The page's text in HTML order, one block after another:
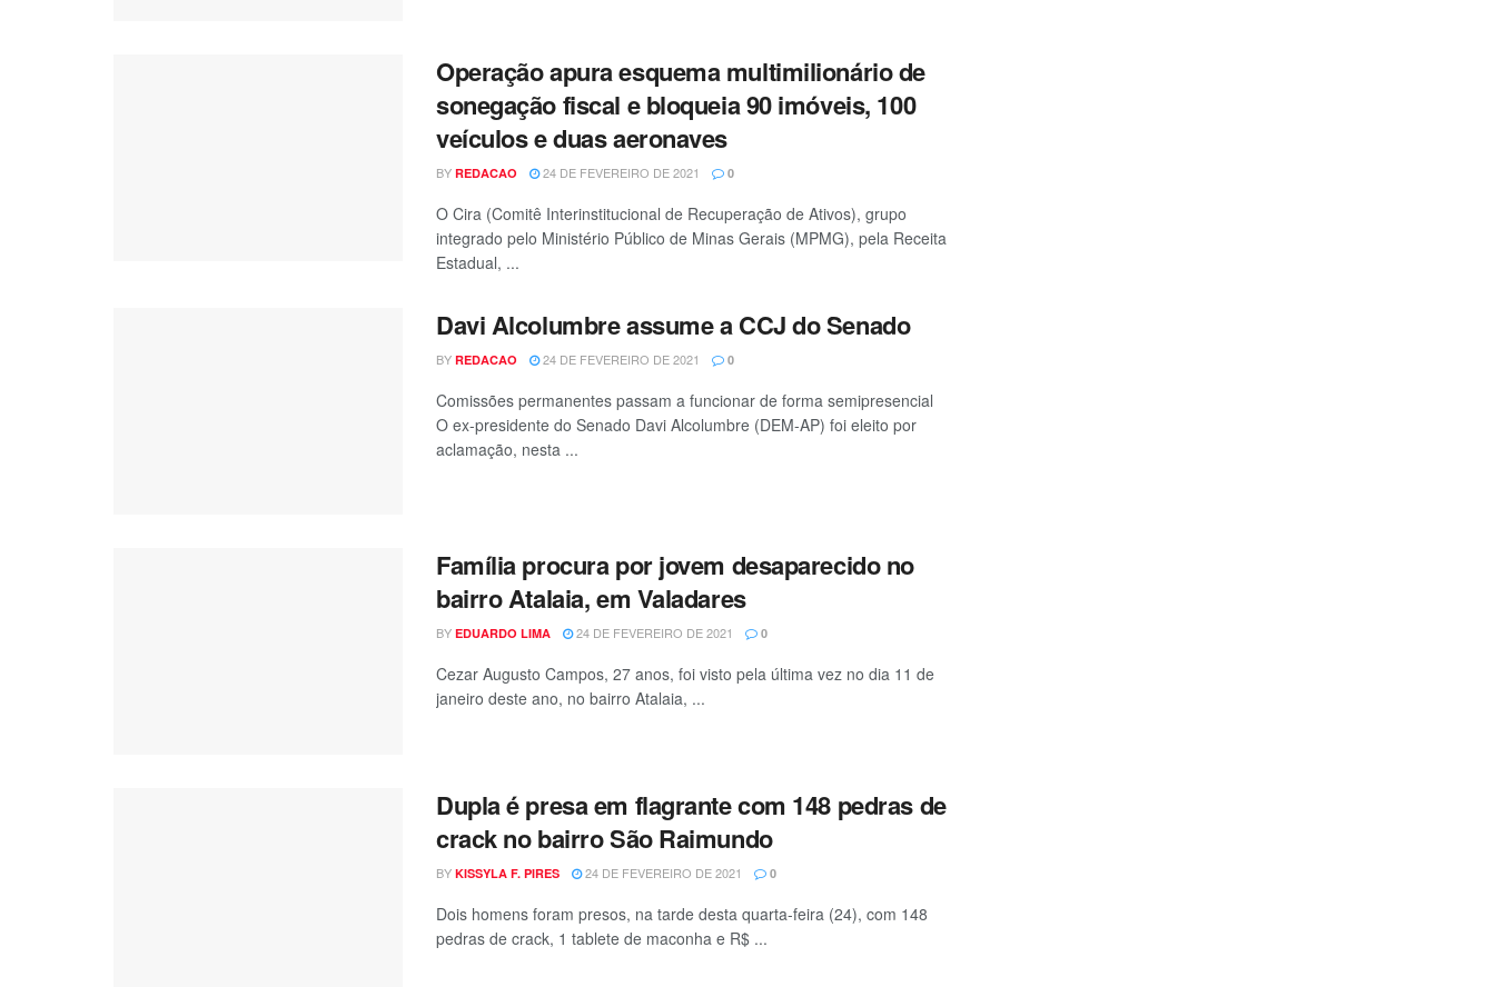
Operação apura esquema multimilionário de
sonegação fiscal e bloqueia 90 imóveis, 100
veículos e duas aeronaves
BY REDACAO 24 DE FEVEREIRO DE 2021 0
O Cira (Comitê Interinstitucional de Recuperação de Ativos), grupo
integrado pelo Ministério Público de Minas Gerais (MPMG), pela Receita
Estadual, ...
Davi Alcolumbre assume a CCJ do Senado
BY REDACAO 24 DE FEVEREIRO DE 2021 0
Comissões permanentes passam a funcionar de forma semipresencial
O ex-presidente do Senado Davi Alcolumbre (DEM-AP) foi eleito por
aclamação, nesta ...
Família procura por jovem desaparecido no
bairro Atalaia, em Valadares
BY EDUARDO LIMA 24 DE FEVEREIRO DE 2021 0
Cezar Augusto Campos, 27 anos, foi visto pela última vez no dia 11 de
janeiro deste ano, no bairro Atalaia, ...
Dupla é presa em flagrante com 148 pedras de
crack no bairro São Raimundo
BY KISSYLA F. PIRES 24 DE FEVEREIRO DE 2021 0
Dois homens foram presos, na tarde desta quarta-feira (24), com 148
pedras de crack, 1 tablete de maconha e R$ ...